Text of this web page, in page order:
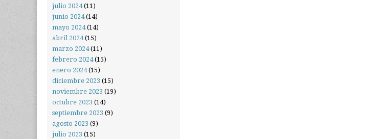
julio 2024(11)
junio 2024(14)
mayo 2024(14)
abril 2024(15)
marzo 2024(11)
febrero 2024(15)
enero 2024(15)
diciembre 2023 (15)
noviembre 2023 (19)
octubre 2023 (14)
septiembre 2023 (9)
agosto 2023 (9)
julio 2023 (15)